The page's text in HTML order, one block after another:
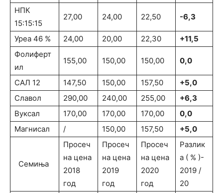
НПК
15:15:15
27,00 24,00 22,50 -6,3
Уреа 46 % 24,00 20,00 22,30
+11,5
Фолиферт
ил
155,00 150,00 150,00 0,0
САЛ 12 147,50 150,00 157,50
+5,0
Славол
290,00 240,00 255,00
+6,3
Вуксал
170,00 170,00 170,00
0,0
Магнисал
/ 150,00 157,50 +5,0
Семиња
Просеч
на цена
2018
год
Просеч
на цена
2019
год
Просеч
на цена
2020
год
Разлик
а ( % )-
2019 /
20